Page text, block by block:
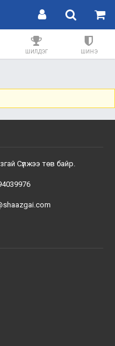
ШИЛДЭГ ШИНЭ
Сүлжээ төв байр.